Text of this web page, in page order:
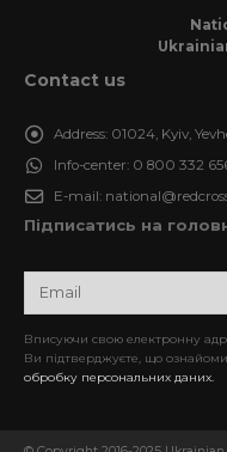
Contact us
Address: 01024, Kyiv,
Info-center: 0 800 332
E-mail:
Підписатись на
Вписуючи свою електронну
Ви підтверджуєте, що
обробку персональних даних.